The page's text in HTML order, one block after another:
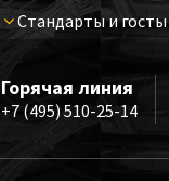
Стандарты и госты
Горячая линия
+7 (495) 510-25-14